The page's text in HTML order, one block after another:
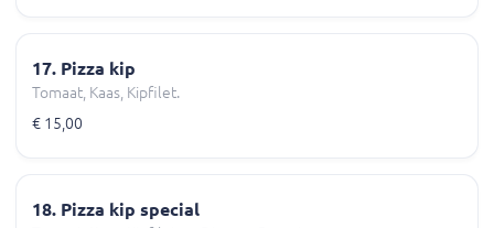
17. Pizza kip
Tomaat, Kaas, Kipfilet.
€ 15,00
18. Pizza kip special